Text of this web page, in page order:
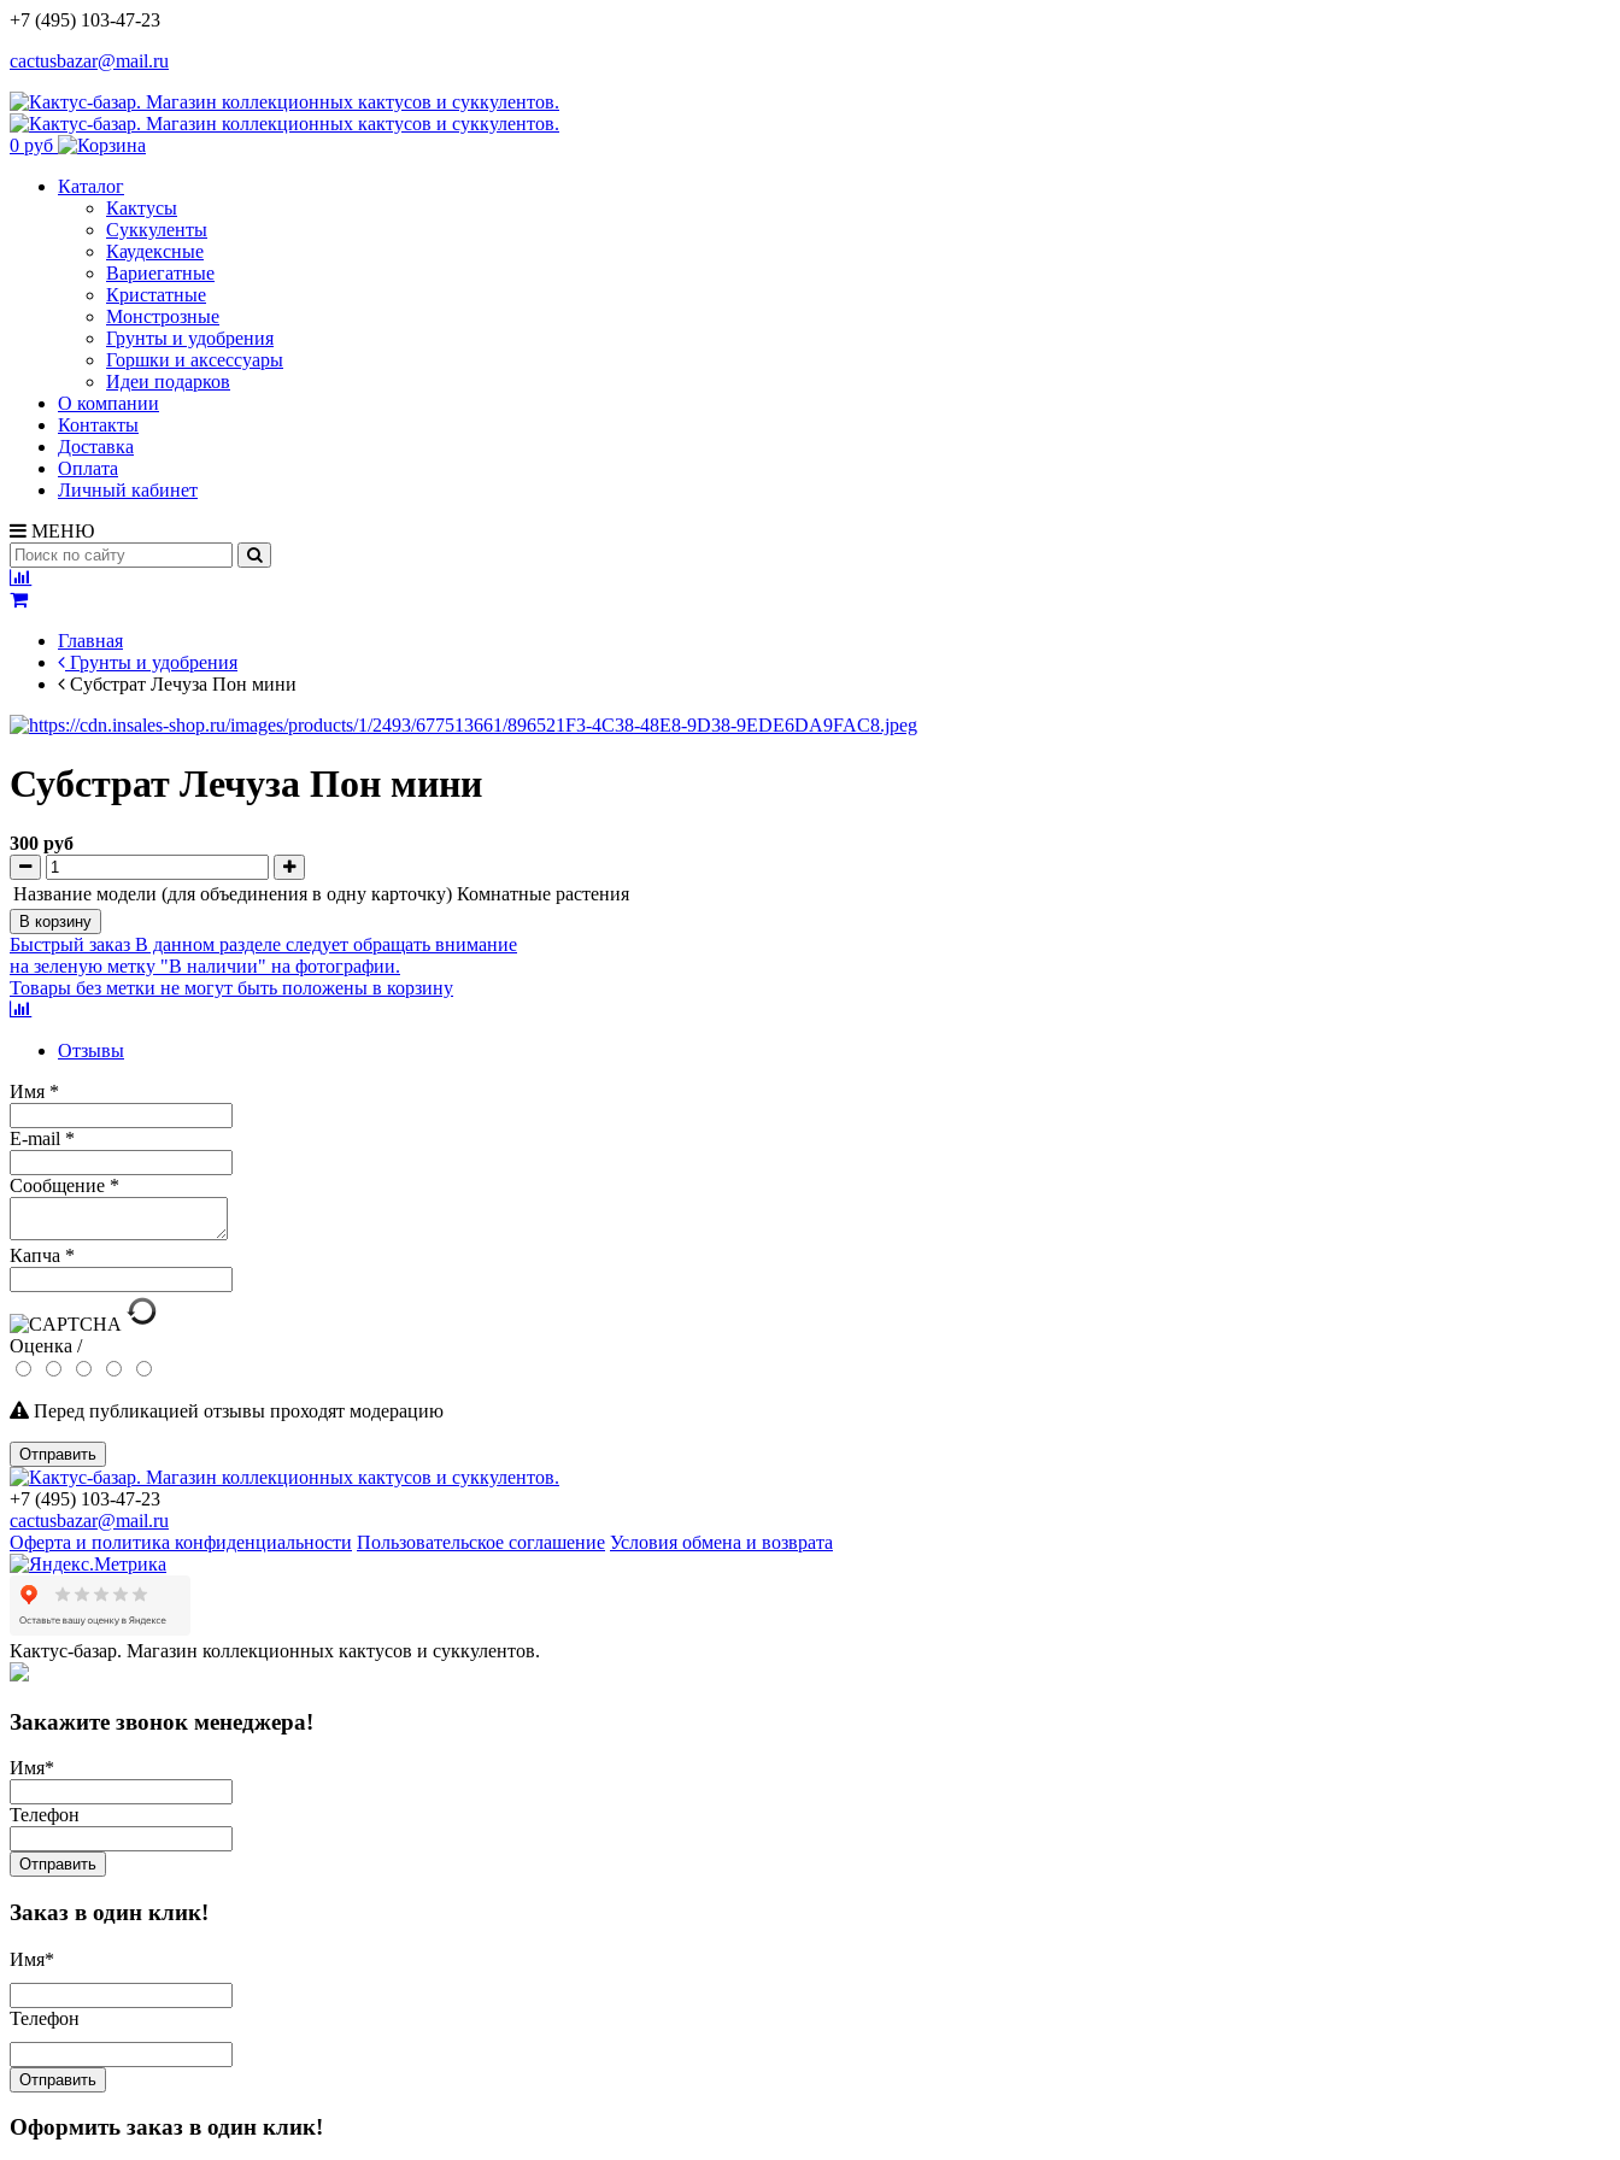
+7 (495) 103-47-23
cactusbazar@mail.ru
0 руб
Каталог
Кактусы
Суккуленты
Каудексные
Вариегатные
Кристатные
Монстрозные
Грунты и удобрения
Горшки и аксессуары
Идеи подарков
О компании
Контакты
Доставка
Оплата
Личный кабинет
МЕНЮ
Главная
Грунты и удобрения
Субстрат Лечуза Пон мини
Субстрат Лечуза Пон мини
300 руб
Название модели (для объединения в одну карточку) Комнатные растения
В корзину
Быстрый заказ В данном разделе следует обращать внимание
на зеленую метку "В наличии" на фотографии.
Товары без метки не могут быть положены в корзину
Отзывы
Имя *
E-mail *
Сообщение *
Капча *
Оценка /
Перед публикацией отзывы проходят модерацию
Отправить
+7 (495) 103-47-23
cactusbazar@mail.ru
Оферта и политика конфиденциальности Пользовательское соглашение Условия обмена и возврата
Кактус-базар. Магазин коллекционных кактусов и суккулентов.
Закажите звонок менеджера!
Имя*
Телефон
Отправить
Заказ в один клик!
Имя*
Телефон
Отправить
Оформить заказ в один клик!